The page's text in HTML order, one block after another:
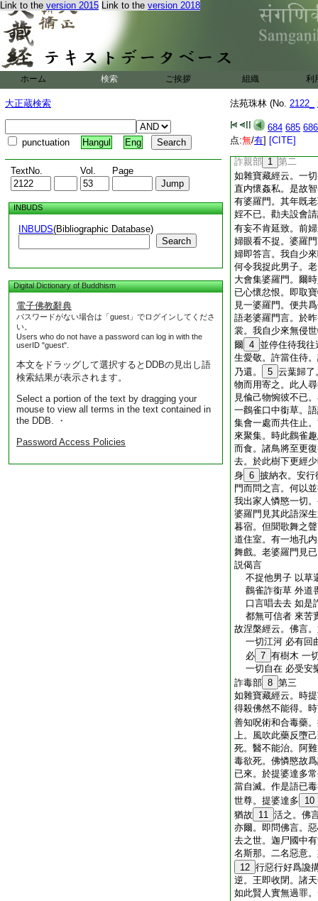
Link to the version 2015 Link to the version 2018
ホーム 検索 ご挨拶 組織 利
大正蔵検索
punctuation Hangul Eng
TextNo. Vol. Page
INBUDS
INBUDS(Bibliographic Database)
Search
Digital Dictionary of Buddhism
電子佛教辭典
パスワードがない場合は「guest」でログインしてくださ
い。
Users who do not have a password can log in with the
userID "guest".
本文をドラッグして選択するとDDBの見出し語
検索結果が表示されます。
Select a portion of the text by dragging your
mouse to view all terms in the text contained in
the DDB. ・
Password Access Policies
法苑珠林 (No. 2122_
684 685 686
点:無/有] [CITE]
惰慢篇第六十
詐僞篇 25
述意部 詐親部
夫至道無隔貴在忠
應之。出其言不善
人法譌替。或憑眞
由人懷邪正故法通
逾盛。現親尚無附
故經曰。直心是道
詐親部
1 第二
如雜寶藏經云。一
直内懷姦私。是故
有婆羅門。其年既
婬不已。勸夫設會
有妄不肯延致。前
婦眼看不捉。婆羅
婦即答言。我自少
何令我捉此男子。
大會集婆羅門。爾
已心懷忿恨。即取
見一婆羅門。便共
語老婆羅門言。於
裳。我自少來無侵
爾 4 並停住待我往
生愛敬。許當住待
乃還。
5 云葉歸了
物而用寄之。此人
見偸己物惋彼不已
一鸛雀口中銜草。
集會一處而共住止
來聚集。時此鸛雀
而食。諸鳥將至更
去。於此樹下更經
身 6 披納衣。安行
門而問之言。何以
我出家人憐愍一切
婆羅門見其此語深
暮宿。但聞歌舞之
道住室。有一地孔
舞戲。老婆羅門見
説偈言
不捉他男子 以草
鸛雀詐銜草 外道
口言唱去去 如是
都無可信者 來苦
故涅槃經云。佛言
一切江河 必有回
必 7 有樹木 一
一切自在 必受安
詐毒部 8 第三
如雜寶藏經云。時
得殺佛然不能得。
善知呪術和合毒藥
上。風吹此藥反墮
死。醫不能治。阿
毒欲死。佛憐愍故
已來。於提婆達多
當自滅。作是語已
世尊。提婆達多
10
猶故
11 活之。佛
亦爾。即問佛言。
去之世。迦尸國中
名斯那。二名惡意
12 行惡行好爲讒
逆。王即收閉。諸
如此賢人實無過罪